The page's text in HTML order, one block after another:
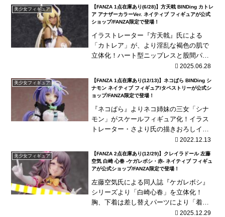
美少女フィギュア
【FANZA 1点在庫あり(6/28)】方天戟 BINDing カトレ
ア アナザーカラーVer. ネイティブ フィギュアが公式
ショップ/FANZA限定で登場！
イラストレーター『方天戟』氏による
「カトレア」が、より淫乱な褐色の肌で
立体化！ハート型ニップレスと股間パー
ツはもちろんキャストオフ可能！2025.06.28
美少女フィギュア
【FANZA 1点在庫あり(12/13)】ネコぱら BINDing シ
ナモン ネイティブ フィギュア/タペストリーが公式シ
ョップ/FANZA限定で登場！
『ネコぱら』よりネコ姉妹の三女「シナ
モン」がスケールフィギュア化！イラス
トレーター・さより氏の描きおろしイラ
ストを完全再現！ソレイユの制服はキャ
2022.12.13
美少女フィギュア
【FANZA 2点在庫あり(12/29)】クレイラドール 左藤
空気 白崎 心春 -ケガレボシ・赤- ネイティブ フィギュ
アが公式ショップ/FANZA限定で登場！
左藤空気氏による同人誌『ケガレボシ』
シリーズより「白崎心春」を立体化！
胸、下着は差し替えパーツにより「着衣v
er」、「露出ver」を選択が可能！表情差
2025.12.29